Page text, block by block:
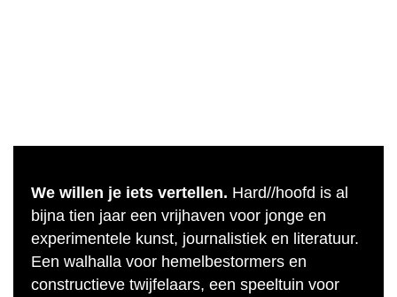
We willen je iets vertellen. Hard//hoofd is al
bijna tien jaar een vrijhaven voor jonge en
experimentele kunst, journalistiek en literatuur.
Een walhalla voor hemelbestormers en
constructieve twijfelaars, een speeltuin voor